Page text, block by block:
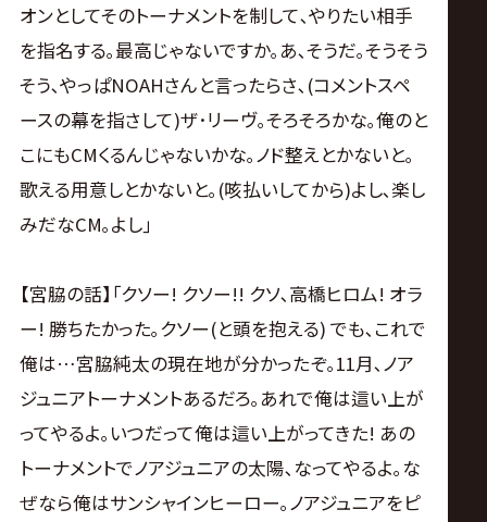
オンとしてそのトーナメントを制して､やりたい相手
を指名する｡最高じゃないですか｡あ､そうだ｡そうそう
そう､やっぱNOAHさんと言ったらさ､(コメントスペ
ースの幕を指さして)ザ･リーヴ｡そろそろかな｡俺のと
こにもCMくるんじゃないかな｡ノド整えとかないと｡
歌える用意しとかないと｡(咳払いしてから)よし､楽し
みだなCM｡よし｣
【宮脇の話】｢クソー! クソー!! クソ､高橋ヒロム! オラ
ー! 勝ちたかった｡クソー(と頭を抱える) でも､これで
俺は…宮脇純太の現在地が分かったぞ｡11月､ノア
ジュニアトーナメントあるだろ｡あれで俺は這い上が
ってやるよ｡いつだって俺は這い上がってきた! あの
トーナメントでノアジュニアの太陽､なってやるよ｡な
ぜなら俺はサンシャインヒーロー｡ノアジュニアをピ